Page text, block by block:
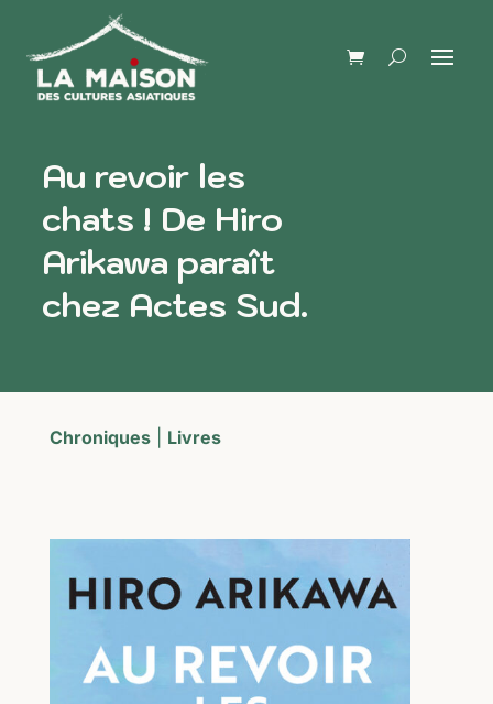
Au revoir les
chats ! De Hiro
Arikawa paraît
chez Actes Sud.
Chroniques| Livres